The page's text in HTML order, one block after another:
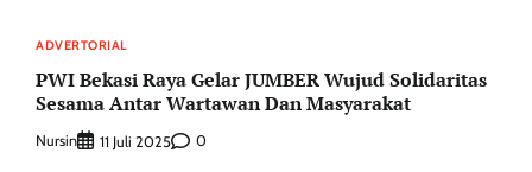
ADVERTORIAL
PWI Bekasi Raya Gelar JUMBER Wujud Solidaritas
Sesama Antar Wartawan Dan Masyarakat
Nursin 11 Juli 2025 0